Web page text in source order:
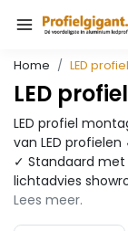
Home LED
LED
LED profiel
van LED
✓ Standaard
lichtadvies
Lees meer.